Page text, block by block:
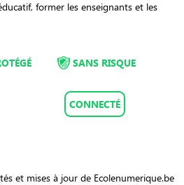
former les enseignants et les
SANS RISQUE
CONNECTÉ
et mises à jour de Ecolenumerique.be